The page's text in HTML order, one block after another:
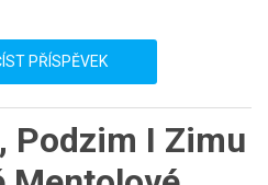
PŘÍSPĚVEK
Podzim I Zimu